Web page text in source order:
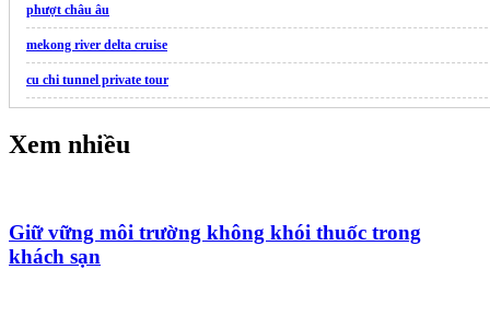
phượt châu âu
mekong river delta cruise
cu chi tunnel private tour
Trọn GóiTour Cực Đông
Trang web du lịch
Xem nhiều
Giữ vững môi trường không khói thuốc trong
khách sạn